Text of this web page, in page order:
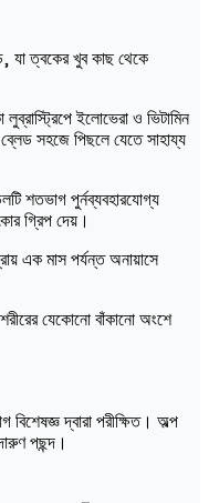
যা ত্বকের খুব কাছ থেকে
লুব্রাস্ট্রিপে ইলোভেরা ও ভিটামিন
সহজে পিছলে যেতে সাহায্য
শতভাগ পুর্নব্যবহারযোগ্য
গ্রিপ দেয়।
এক মাস পর্যন্ত অনায়াসে
যেকোনো বাঁকানো অংশে
দ্বারা পরীক্ষিত। অল্প
পছন্দ।